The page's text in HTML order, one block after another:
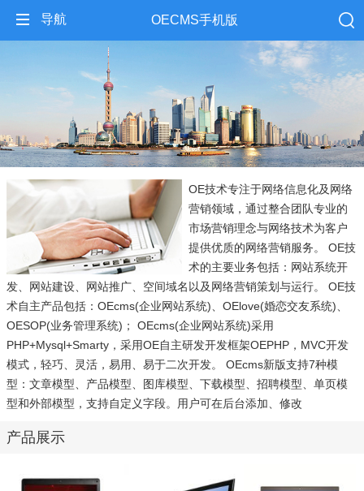
导航 OECMS手机版
OE技术专注于网络信息化及网络
营销领域，通过整合团队专业的
市场营销理念与网络技术为客户
提供优质的网络营销服务。 OE技
术的主要业务包括：网站系统开
发、网站建设、网站推广、空间域名以及网络营销策划与运行。 OE技
术自主产品包括：OEcms(企业网站系统)、OElove(婚恋交友系统)、
OESOP(业务管理系统)； OEcms(企业网站系统)采用
PHP+Mysql+Smarty，采用OE自主研发开发框架OEPHP，MVC开发
模式，轻巧、灵活，易用、易于二次开发。 OEcms新版支持7种模
型：文章模型、产品模型、图库模型、下载模型、招聘模型、单页模
型和外部模型，支持自定义字段。用户可在后台添加、修改
产品展示